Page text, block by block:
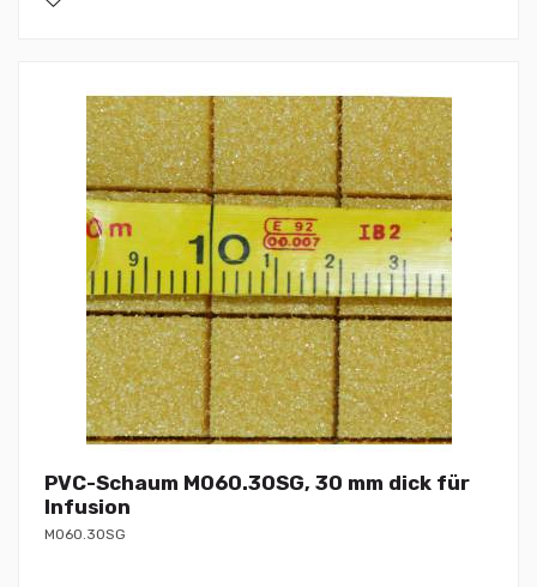
PVC-Schaum M060.30SG, 30 mm dick für
Infusion
M060.30SG